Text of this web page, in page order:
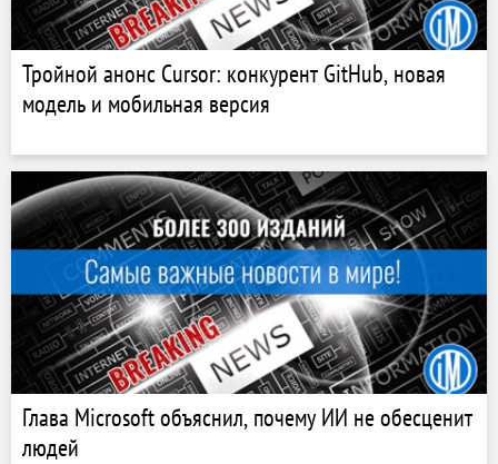
Тройной анонс Cursor: конкурент GitHub, новая
модель и мобильная версия
Глава Microsoft объяснил, почему ИИ не обесценит
людей